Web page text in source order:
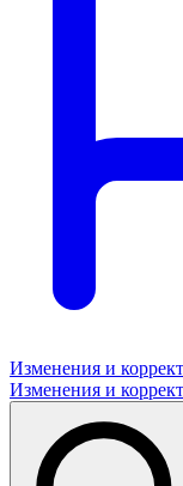
Изменения и
Изменения и